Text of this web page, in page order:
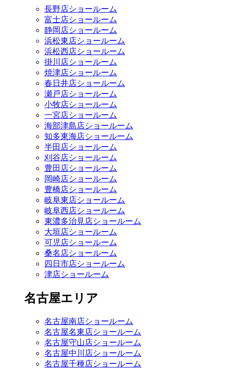
長野店ショールーム
富士店ショールーム
静岡店ショールーム
浜松東店ショールーム
浜松西店ショールーム
掛川店ショールーム
焼津店ショールーム
春日井店ショールーム
瀬戸店ショールーム
小牧店ショールーム
一宮店ショールーム
海部津島店ショールーム
知多東海店ショールーム
半田店ショールーム
刈谷店ショールーム
豊田店ショールーム
岡崎店ショールーム
豊橋店ショールーム
岐阜東店ショールーム
岐阜西店ショールーム
東濃多治見店ショールーム
大垣店ショールーム
可児店ショールーム
桑名店ショールーム
四日市店ショールーム
津店ショールーム
名古屋エリア
名古屋南店ショールーム
名古屋名東店ショールーム
名古屋守山店ショールーム
名古屋中川店ショールーム
名古屋千種店ショールーム